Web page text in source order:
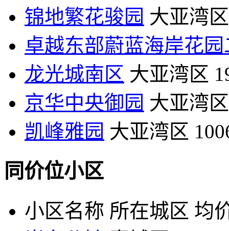
锦地繁花骏园 大亚湾区
卓越东部蔚蓝海岸花园
龙光城南区 大亚湾区
京华中央御园 大亚湾区
凯峰雅园 大亚湾区
同价位小区
小区名称 所在城区 均